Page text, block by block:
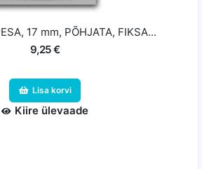
17 mm, PÕHJATA, FIKSA...
9,25 €
Lisa korvi
Kiire ülevaade